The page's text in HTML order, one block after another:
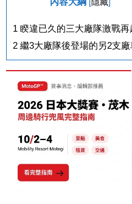
[隱藏]
1 睽違已久的三大廠隊激戰再
2 繼3大廠隊後登場的另2支廠